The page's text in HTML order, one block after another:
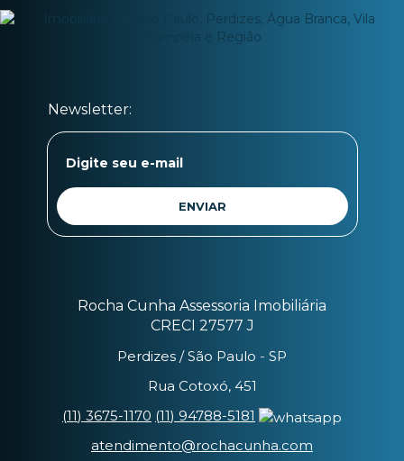
Rocha Cunha Assessoria Imobiliária
CRECI 27577 J
Perdizes / São Paulo - SP
Rua Cotoxó, 451
(11) 3675-1170 (11) 94788-5181
atendimento@rochacunha.com